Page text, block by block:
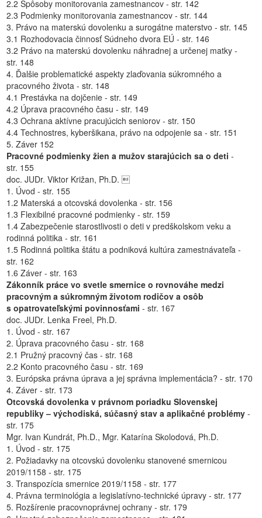
2.2 Spôsoby monitorovania zamestnancov - str. 142
2.3 Podmienky monitorovania zamestnancov - str. 144
3. Právo na materskú dovolenku a surogátne materstvo - str. 145
3.1 Rozhodovacia činnosť Súdneho dvora EÚ - str. 146
3.2 Právo na materskú dovolenku náhradnej a určenej matky -
str. 148
4. Ďalšie problematické aspekty zlaďovania súkromného a
pracovného života - str. 148
4.1 Prestávka na dojčenie - str. 149
4.2 Úprava pracovného času - str. 149
4.3 Ochrana aktívne pracujúcich seniorov - str. 150
4.4 Technostres, kyberšikana, právo na odpojenie sa - str. 151
5. Záver 152
Pracovné podmienky žien a mužov starajúcich sa o deti -
str. 155
doc. JUDr. Viktor Križan, Ph.D. 
1. Úvod - str. 155
1.2 Materská a otcovská dovolenka - str. 156
1.3 Flexibilné pracovné podmienky - str. 159
1.4 Zabezpečenie starostlivosti o deti v predškolskom veku a
rodinná politika - str. 161
1.5 Rodinná politika štátu a podniková kultúra zamestnávateľa -
str. 162
1.6 Záver - str. 163
Zákonník práce vo svetle smernice o rovnováhe medzi
pracovným a súkromným životom rodičov a osôb
s opatrovateľskými povinnosťami - str. 167
doc. JUDr. Lenka Freel, Ph.D.
1. Úvod - str. 167
2. Úprava pracovného času - str. 168
2.1 Pružný pracovný čas - str. 168
2.2 Konto pracovného času - str. 169
3. Európska právna úprava a jej správna implementácia? - str. 170
4. Záver - str. 173
Otcovská dovolenka v právnom poriadku Slovenskej
republiky – východiská, súčasný stav a aplikačné problémy -
str. 175
Mgr. Ivan Kundrát, Ph.D., Mgr. Katarína Skolodová, Ph.D.
1. Úvod - str. 175
2. Požiadavky na otcovskú dovolenku stanovené smernicou
2019/1158 - str. 175
3. Transpozícia smernice 2019/1158 - str. 177
4. Právna terminológia a legislatívno-technické úpravy - str. 177
5. Rozšírenie pracovnoprávnej ochrany - str. 179